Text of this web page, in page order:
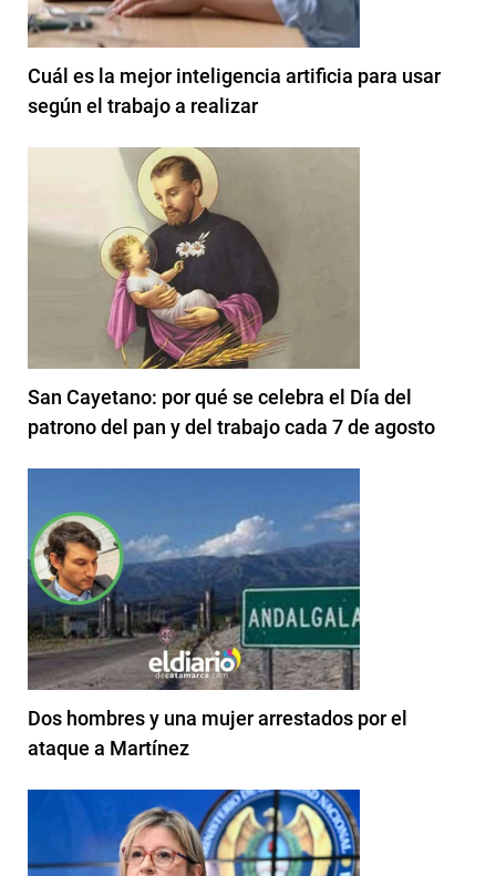
Cuál es la mejor inteligencia artificia para usar
según el trabajo a realizar
San Cayetano: por qué se celebra el Día del
patrono del pan y del trabajo cada 7 de agosto
Dos hombres y una mujer arrestados por el
ataque a Martínez